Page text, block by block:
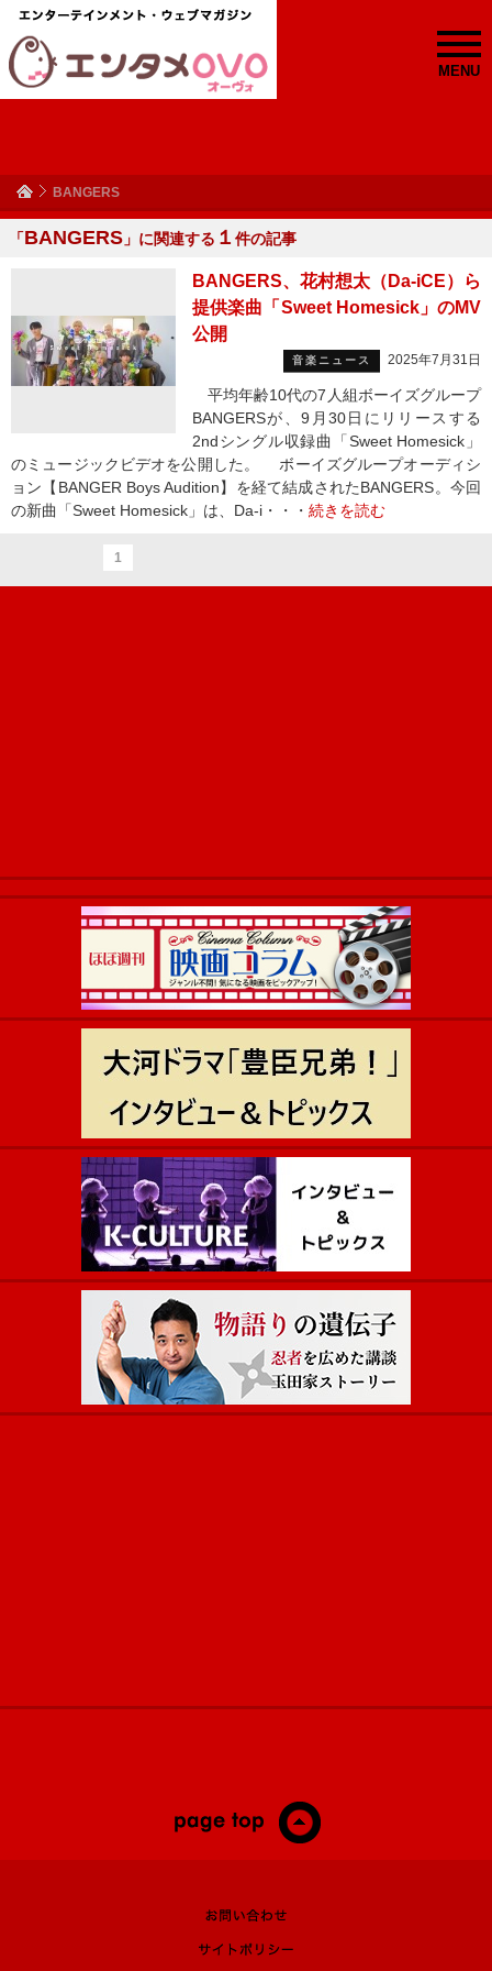
MENU
BANGERS
「BANGERS 」に関連する １ 件の記事
BANGERS、花村想太（Da-iCE）ら
提供楽曲「Sweet Homesick」のMV
公開
音楽ニュース 2025年7月31日
平均年齢10代の7人組ボーイズグループ
BANGERSが、9月30日にリリースする
2ndシングル収録曲「Sweet Homesick」
のミュージックビデオを公開した。 ボーイズグループオーディシ
ョン【BANGER Boys Audition】を経て結成されたBANGERS。今回
の新曲「Sweet Homesick」は、Da-i・・・ 続きを読む
1